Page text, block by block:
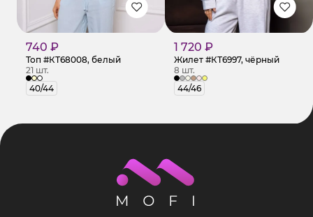
740 ₽
Топ #КТ68008, белый
21 шт.
40/44
1 720 ₽
Жилет #КТ6997, чёрный
8 шт.
44/46